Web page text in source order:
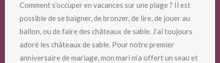
Comment s’occuper en vacances sur une plage ? Il est
possible de se baigner, de bronzer, de lire, de jouer au
ballon, ou de faire des châteaux de sable. J’ai toujours
adoré les châteaux de sable. Pour notre premier
anniversaire de mariage, mon mari m’a offert un seau et